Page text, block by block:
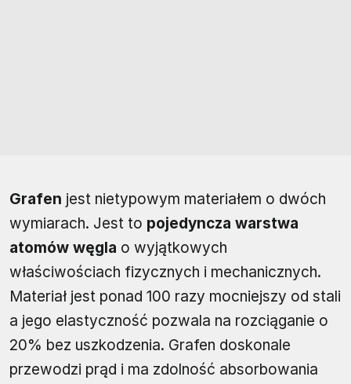
Grafen jest nietypowym materiałem o dwóch
wymiarach. Jest to pojedyncza warstwa
atomów węgla o wyjątkowych
właściwościach fizycznych i mechanicznych.
Materiał jest ponad 100 razy mocniejszy od stali
a jego elastyczność pozwala na rozciąganie o
20% bez uszkodzenia. Grafen doskonale
przewodzi prąd i ma zdolność absorbowania